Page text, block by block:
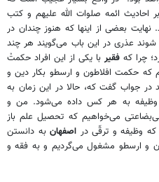
ائمه صلوات الله عليهم و كتب
بعضى از اينها كه هنوز چندان در
عذرى در اين باب مى‌گويند هر چند
چرا كه فقير با يكى از اين افراد حكمتْ
كه حكمت افلاطون و ارسطو بكار دين و
در جواب گفت كه، حالا در اين زمان به
وظيفه به هر كس داده مى‌شود. من و
مى‌خواهيم كه تحصيل علم باز
وظيفه و ترقّى در اصفهانبه دانستن
و ارسطو مشغول مى‌گرديم و به فقه و